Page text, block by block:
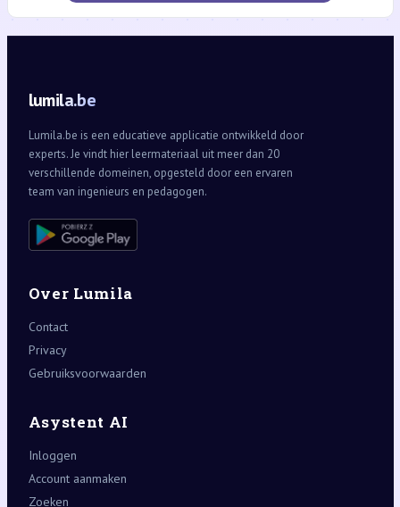
lumila.be
Lumila.be is een educatieve applicatie ontwikkeld door
experts. Je vindt hier leermateriaal uit meer dan 20
verschillende domeinen, opgesteld door een ervaren
team van ingenieurs en pedagogen.
Over Lumila
Contact
Privacy
Gebruiksvoorwaarden
Asystent AI
Inloggen
Account aanmaken
Zoeken